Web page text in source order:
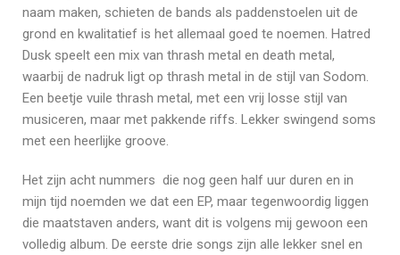
naam maken, schieten de bands als paddenstoelen uit de
grond en kwalitatief is het allemaal goed te noemen. Hatred
Dusk speelt een mix van thrash metal en death metal,
waarbij de nadruk ligt op thrash metal in de stijl van Sodom.
Een beetje vuile thrash metal, met een vrij losse stijl van
musiceren, maar met pakkende riffs. Lekker swingend soms
met een heerlijke groove.
Het zijn acht nummers die nog geen half uur duren en in
mijn tijd noemden we dat een EP, maar tegenwoordig liggen
die maatstaven anders, want dit is volgens mij gewoon een
volledig album. De eerste drie songs zijn alle lekker snel en